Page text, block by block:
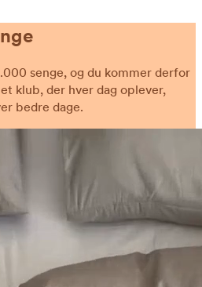
senge, og du kommer derfor
klub, der hver dag oplever,
bedre dage.